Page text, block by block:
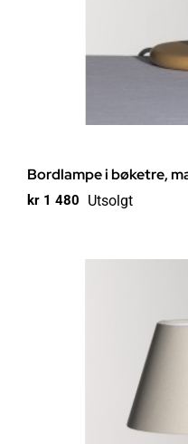
Bordlampe i bøketre,
kr 1 480 Utsolgt